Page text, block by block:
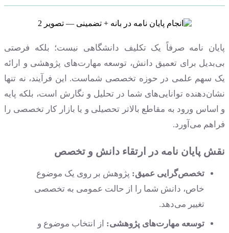
پایان نامه صرفاً یک تکلیف دانشگاهی نیست؛ بلکه فرصتی
بی‌بدیل برای تعمیق دانش، توسعه مهارت‌های پژوهشی و ارائه
یک سهم علمی در حوزه تخصصی شماست. این فرآیند، نه تنها
نشان‌دهنده توانایی‌های شما در تحلیل و نگارش است، بلکه پایه
و اساس ورود به مقاطع بالاتر تحصیلی و یا بازار کار تخصصی را
فراهم می‌آورد.
نقش پایان نامه در ارتقاء دانش و تخصص
تخصص‌گرایی عمیق: پژوهش بر روی یک موضوع
خاص، دانش شما را از حالت عمومی به تخصصی
تغییر می‌دهد.
توسعه مهارت‌های پژوهشی: از انتخاب موضوع و